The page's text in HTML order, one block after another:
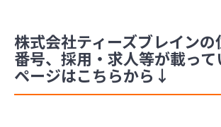
株式会社ティーズブレイン
番号、採用・求人等が載っ
ページはこちらから↓